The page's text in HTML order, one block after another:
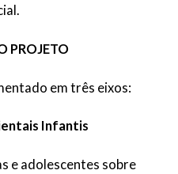
PROJETO
em três eixos:
Infantis
e adolescentes sobre